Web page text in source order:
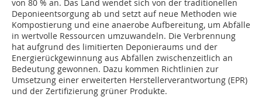
von 80 % an. Das Land wendet sich von der traditionellen
Deponieentsorgung ab und setzt auf neue Methoden wie
Kompostierung und eine anaerobe Aufbereitung, um Abfälle
in wertvolle Ressourcen umzuwandeln. Die Verbrennung
hat aufgrund des limitierten Deponieraums und der
Energierückgewinnung aus Abfällen zwischenzeitlich an
Bedeutung gewonnen. Dazu kommen Richtlinien zur
Umsetzung einer erweiterten Herstellerverantwortung (EPR)
und der Zertifizierung grüner Produkte.